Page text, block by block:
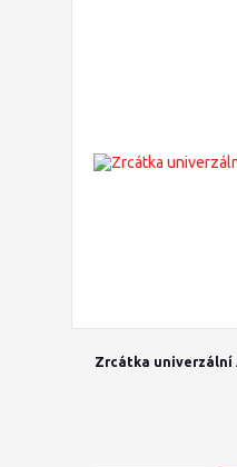
Zrcátka univerzální